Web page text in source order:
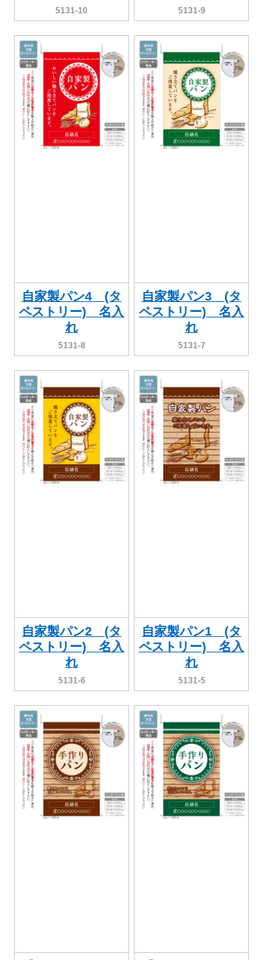
5131-10 5131-9
自家製パン4 (タ
ペストリー) 名入
れ
5131-8
自家製パン3 (タ
ペストリー) 名入
れ
5131-7
自家製パン2 (タ
ペストリー) 名入
れ
5131-6
自家製パン1 (タ
ペストリー) 名入
れ
5131-5